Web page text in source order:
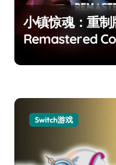
小镇惊魂：重
Remastered
Switch游戏